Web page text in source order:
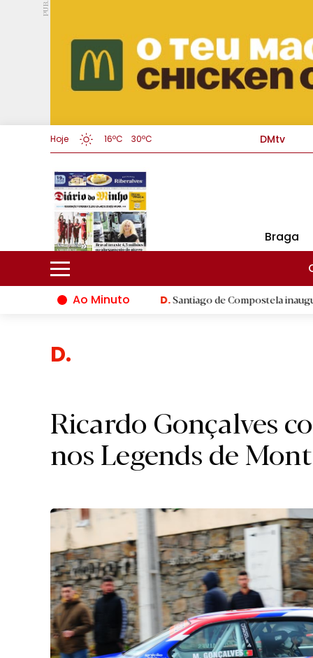
PUB.
Hoje 16ºC 30ºC DMtv
Braga
Ao Minuto
| D.Santiago de Compostela inaugura XVI Jogos
Desp
Ricardo Gonçalves
nos Legends de